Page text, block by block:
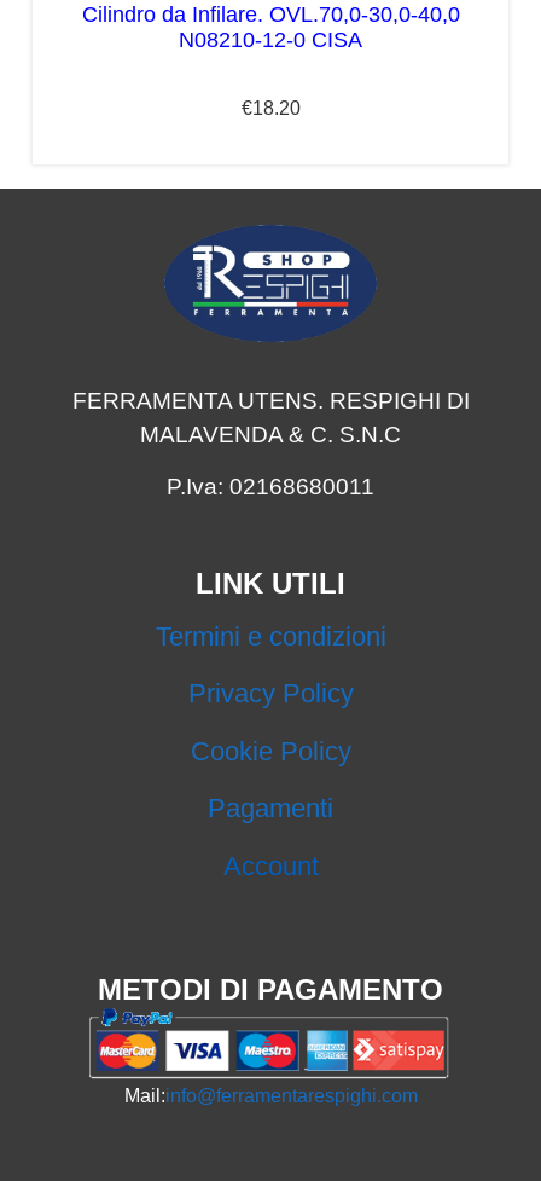
Cilindro da Infilare. OVL.70,0-30,0-40,0
N08210-12-0 CISA
€18.20
FERRAMENTA UTENS. RESPIGHI DI
MALAVENDA & C. S.N.C
P.Iva: 02168680011
LINK UTILI
Termini e condizioni
Privacy Policy
Cookie Policy
Pagamenti
Account
METODI DI PAGAMENTO
Mail:info@ferramentarespighi.com